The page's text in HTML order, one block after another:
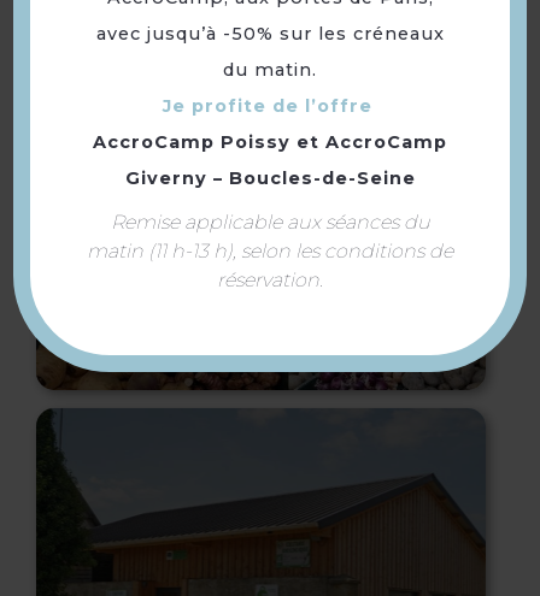
avec jusqu’à -50% sur les créneaux
du matin.
Je profite de l’offre
AccroCamp Poissy et AccroCamp
Giverny – Boucles-de-Seine
Remise applicable aux séances du
matin (11 h-13 h), selon les conditions de
réservation.